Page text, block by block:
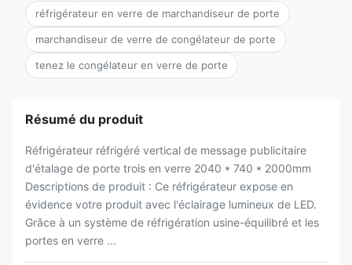
réfrigérateur en verre de marchandiseur de porte
marchandiseur de verre de congélateur de porte
tenez le congélateur en verre de porte
Résumé du produit
Réfrigérateur réfrigéré vertical de message publicitaire
d'étalage de porte trois en verre 2040 * 740 * 2000mm
Descriptions de produit : Ce réfrigérateur expose en
évidence votre produit avec l'éclairage lumineux de LED.
Grâce à un système de réfrigération usine-équilibré et les
portes en verre ...